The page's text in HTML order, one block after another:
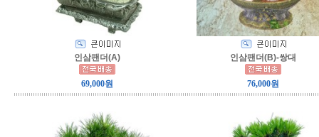
인삼팬더(A)
69,000원
인삼팬더(B)-쌍대
76,000원